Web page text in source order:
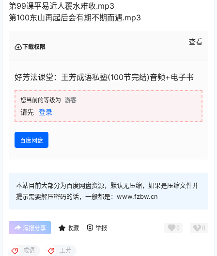
第99课平易近人覆水难收.mp3
第100东山再起后会有期不期而遇.mp3
下载权限
查看
好芳法课堂：王芳成语私塾(100节完结)音频+电子书
您当前的等级为 游客
请先 登录
百度网盘
本站目前大部分为百度网盘资源，默认无压缩，如果是压缩文件并
提示需要解压密码的话，一般都是：www.fzbw.cn
海报分享 收藏 举报 0 0
成语 王芳